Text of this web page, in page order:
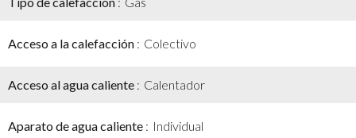
Acceso a la calefacción Colectivo
Acceso al agua caliente Calentador
Aparato de agua caliente Individual